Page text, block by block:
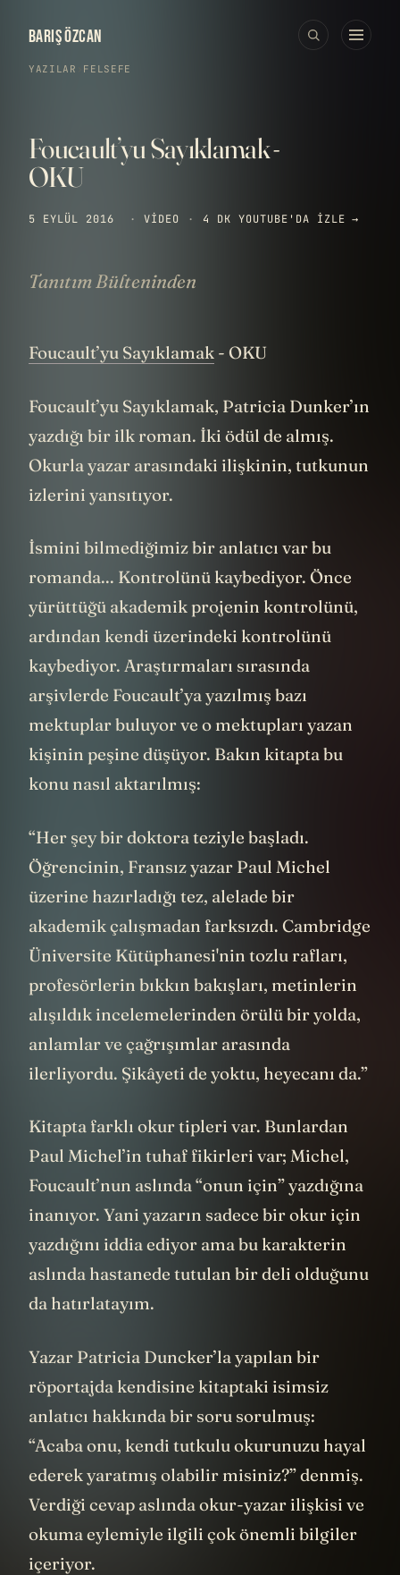
BARIŞ ÖZCAN
YAZILAR FELSEFE
Foucault’yu Sayıklamak -
OKU
5 EYLÜL 2016 · VIDEO · 4 DK YOUTUBE'DA IZLE →
Tanıtım Bülteninden
Foucault’yu Sayıklamak - OKU
Foucault’yu Sayıklamak, Patricia Dunker’ın
yazdığı bir ilk roman. İki ödül de almış.
Okurla yazar arasındaki ilişkinin, tutkunun
izlerini yansıtıyor.
İsmini bilmediğimiz bir anlatıcı var bu
romanda... Kontrolünü kaybediyor. Önce
yürüttüğü akademik projenin kontrolünü,
ardından kendi üzerindeki kontrolünü
kaybediyor. Araştırmaları sırasında
arşivlerde Foucault’ya yazılmış bazı
mektuplar buluyor ve o mektupları yazan
kişinin peşine düşüyor. Bakın kitapta bu
konu nasıl aktarılmış:
“Her şey bir doktora teziyle başladı.
Öğrencinin, Fransız yazar Paul Michel
üzerine hazırladığı tez, alelade bir
akademik çalışmadan farksızdı. Cambridge
Üniversite Kütüphanesi'nin tozlu rafları,
profesörlerin bıkkın bakışları, metinlerin
alışıldık incelemelerinden örülü bir yolda,
anlamlar ve çağrışımlar arasında
ilerliyordu. Şikâyeti de yoktu, heyecanı da.”
Kitapta farklı okur tipleri var. Bunlardan
Paul Michel’in tuhaf fikirleri var; Michel,
Foucault’nun aslında “onun için” yazdığına
inanıyor. Yani yazarın sadece bir okur için
yazdığını iddia ediyor ama bu karakterin
aslında hastanede tutulan bir deli olduğunu
da hatırlatayım.
Yazar Patricia Duncker’la yapılan bir
röportajda kendisine kitaptaki isimsiz
anlatıcı hakkında bir soru sorulmuş:
“Acaba onu, kendi tutkulu okurunuzu hayal
ederek yaratmış olabilir misiniz?” denmiş.
Verdiği cevap aslında okur-yazar ilişkisi ve
okuma eylemiyle ilgili çok önemli bilgiler
içeriyor.